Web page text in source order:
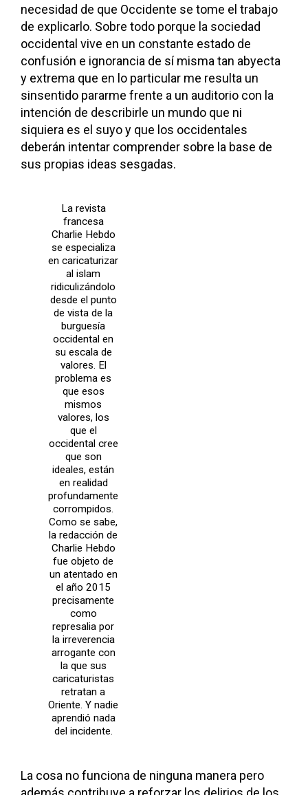
necesidad de que Occidente se tome el trabajo
de explicarlo. Sobre todo porque la sociedad
occidental vive en un constante estado de
confusión e ignorancia de sí misma tan abyecta
y extrema que en lo particular me resulta un
sinsentido pararme frente a un auditorio con la
intención de describirle un mundo que ni
siquiera es el suyo y que los occidentales
deberán intentar comprender sobre la base de
sus propias ideas sesgadas.
La revista
francesa
Charlie Hebdo
se especializa
en caricaturizar
al islam
ridiculizándolo
desde el punto
de vista de la
burguesía
occidental en
su escala de
valores. El
problema es
que esos
mismos
valores, los
que el
occidental cree
que son
ideales, están
en realidad
profundamente
corrompidos.
Como se sabe,
la redacción de
Charlie Hebdo
fue objeto de
un atentado en
el año 2015
precisamente
como
represalia por
la irreverencia
arrogante con
la que sus
caricaturistas
retratan a
Oriente. Y nadie
aprendió nada
del incidente.
La cosa no funciona de ninguna manera pero